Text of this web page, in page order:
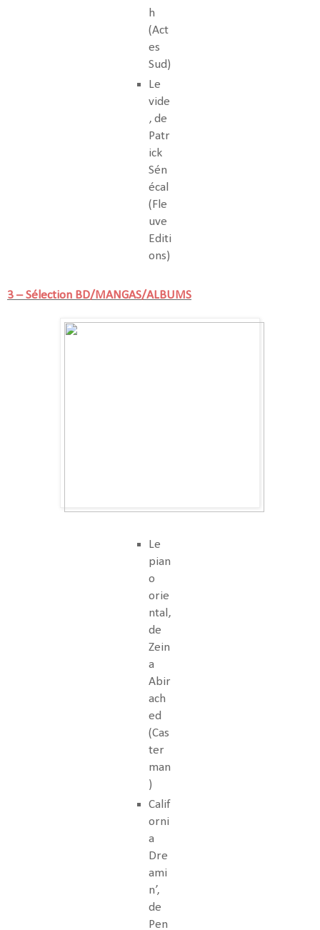
h
(Act
es
Sud)
Le
vide
, de
Patr
ick
Sén
écal
(Fle
uve
Editi
ons)
3 – Sélection BD/MANGAS/ALBUMS
Le
pian
o
orie
ntal,
de
Zein
a
Abir
ach
ed
(Cas
ter
man
)
Calif
orni
a
Dre
ami
n’,
de
Pen